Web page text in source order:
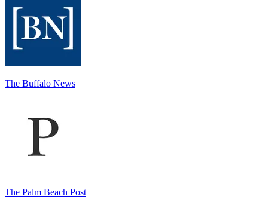
The Buffalo News
The Palm Beach Post